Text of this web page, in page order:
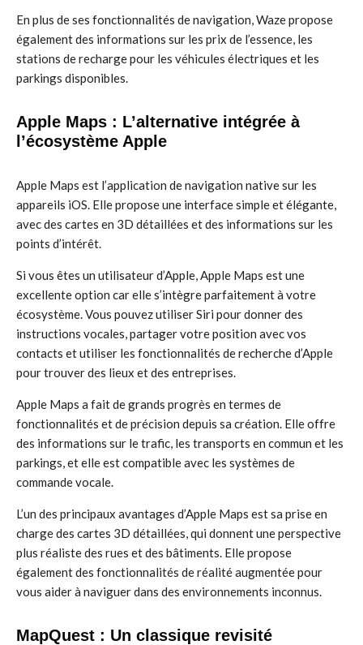
En plus de ses fonctionnalités de navigation, Waze propose
également des informations sur les prix de l’essence, les
stations de recharge pour les véhicules électriques et les
parkings disponibles.
Apple Maps : L’alternative intégrée à
l’écosystème Apple
Apple Maps est l’application de navigation native sur les
appareils iOS. Elle propose une interface simple et élégante,
avec des cartes en 3D détaillées et des informations sur les
points d’intérêt.
Si vous êtes un utilisateur d’Apple, Apple Maps est une
excellente option car elle s’intègre parfaitement à votre
écosystème. Vous pouvez utiliser Siri pour donner des
instructions vocales, partager votre position avec vos
contacts et utiliser les fonctionnalités de recherche d’Apple
pour trouver des lieux et des entreprises.
Apple Maps a fait de grands progrès en termes de
fonctionnalités et de précision depuis sa création. Elle offre
des informations sur le trafic, les transports en commun et les
parkings, et elle est compatible avec les systèmes de
commande vocale.
L’un des principaux avantages d’Apple Maps est sa prise en
charge des cartes 3D détaillées, qui donnent une perspective
plus réaliste des rues et des bâtiments. Elle propose
également des fonctionnalités de réalité augmentée pour
vous aider à naviguer dans des environnements inconnus.
MapQuest : Un classique revisité